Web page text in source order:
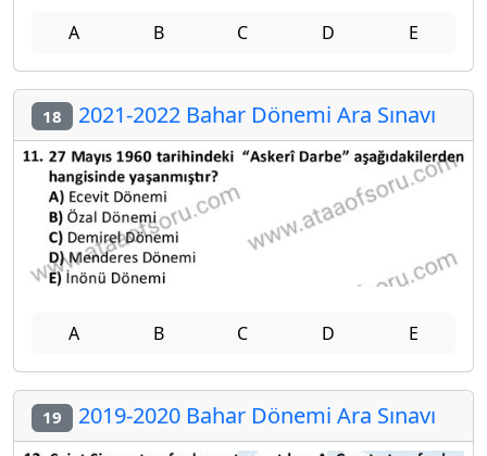
A B C D E
18 2021-2022 Bahar Dönemi Ara Sınavı
A B C D E
19 2019-2020 Bahar Dönemi Ara Sınavı